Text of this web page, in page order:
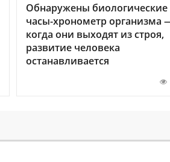
Обнаружены биологические
часы-хронометр организма
когда они выходят из строя,
развитие человека
останавливается